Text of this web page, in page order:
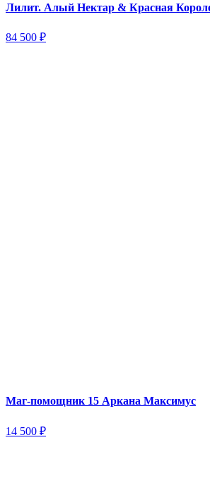
Лилит. Алый Нектар & Красная
84 500 ₽
Маг-помощник 15 Аркана Максимус
14 500 ₽